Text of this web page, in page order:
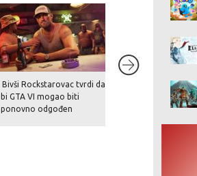
Bivši Rockstarovac tvrdi da
bi GTA VI mogao biti
ponovno odgođen
Nakon povijesnog
preuzimanja stiže
tuš – EA planira